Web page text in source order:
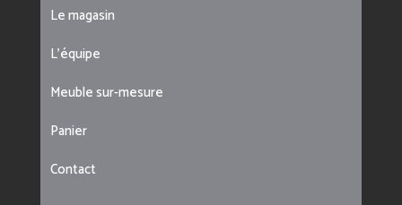
Le magasin
L’équipe
Meuble sur-mesure
Panier
Contact